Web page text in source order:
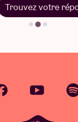
votre réponse